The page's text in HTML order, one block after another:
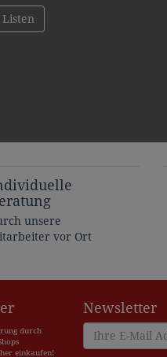
Listen
unsere
vor Ort
durch
einkaufen!
Newsletter